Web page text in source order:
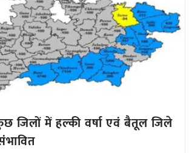
जिलों में हल्की वर्षा एवं बैतूल जिले